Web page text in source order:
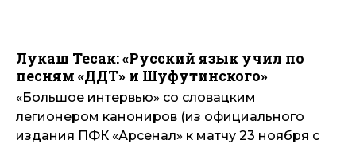
Лукаш Тесак: «Русский язык учил по
песням «ДДТ» и Шуфутинского»
«Большое интервью» со словацким
легионером канониров (из официального
издания ПФК «Арсенал» к матчу 23 ноября с